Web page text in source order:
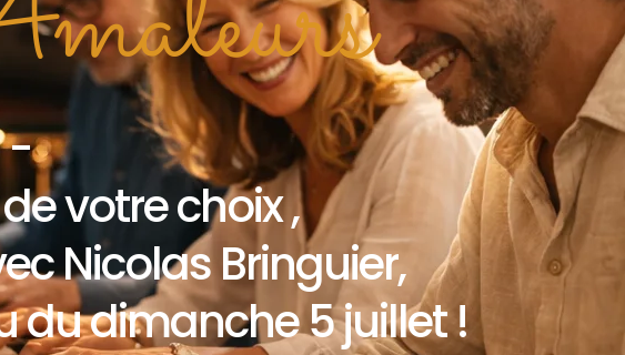
-
votre choix ,
Nicolas Bringuier,
du dimanche 5 juillet !